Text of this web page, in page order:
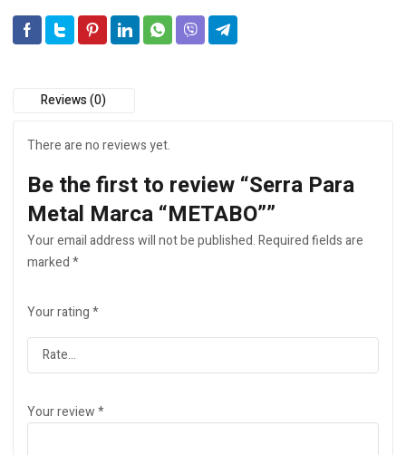
Reviews (0)
There are no reviews yet.
Be the first to review “Serra Para
Metal Marca “METABO””
Your email address will not be published.Required fields are
marked*
Your rating*
Your review*